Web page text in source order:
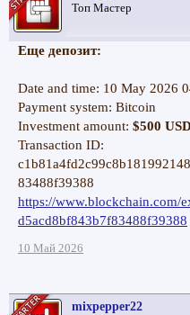
Топ Мастер
Еще депозит:
Date and time: 10 May 2026
Payment system: Bitcoin
Investment amount: $500 USD
Transaction ID:
83488f39388
https://www.blockchain.com/
d5acd8bf843b7f83488f39388
10 Май 2026
mixpepper22